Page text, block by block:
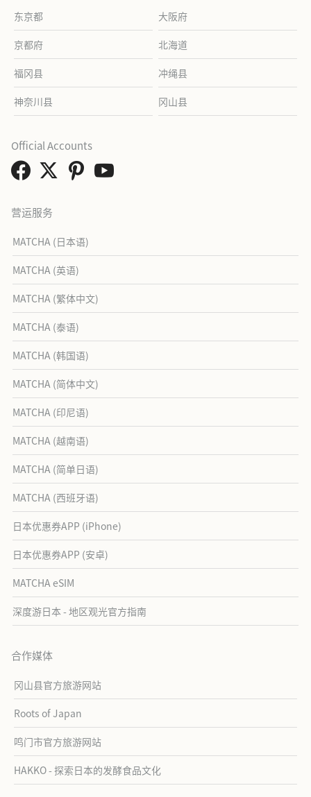
东京都 大阪府
京都府 北海道
福冈县 冲绳县
神奈川县 冈山县
营运服务
MATCHA (日本语)
MATCHA (英语)
MATCHA (繁体中文)
MATCHA (泰语)
MATCHA (韩国语)
MATCHA (简体中文)
MATCHA (印尼语)
MATCHA (越南语)
MATCHA (简单日语)
MATCHA (西班牙语)
日本优惠券APP (iPhone)
日本优惠券APP (安卓)
MATCHA eSIM
深度游日本 - 地区观光官方指南
合作媒体
冈山县官方旅游网站
Roots of Japan
鸣门市官方旅游网站
HAKKO - 探索日本的发酵食品文化
Official Accounts